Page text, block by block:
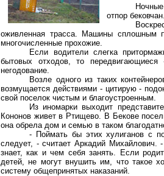
отпор
оживленная трасса. Машины сплошным
многочисленные прохожие.
Если водители слегка
бытовых отходов, то передвигающиеся
негодование.
Возле одного из таких
возмущается действиями - цитирую -
свой поселок чистым и благоустроенным.
Из иномарки выходит
Кононов живет в Ртищево. В Бекове
она обрела дом и семью в таком
- Поймать бы этих хулиганов с
следует, - считает Аркадий Михайлович.
знает, как и чем себя занять. Если
детей, не могут внушить им, что такое
систему общепринятых наказаний.